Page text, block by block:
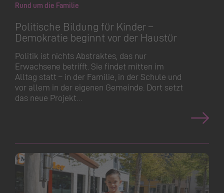
Rund um die Familie
Politische Bildung für Kinder –
Demokratie beginnt vor der Haustür
Politik ist nichts Abstraktes, das nur
Erwachsene betrifft. Sie findet mitten im
Alltag statt – in der Familie, in der Schule und
vor allem in der eigenen Gemeinde. Dort setzt
das neue Projekt…